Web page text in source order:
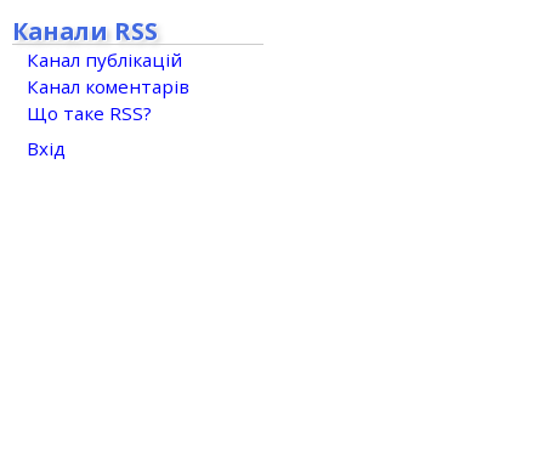
Канали RSS
Канал публікацій
Канал коментарів
Що таке RSS?
Вхід